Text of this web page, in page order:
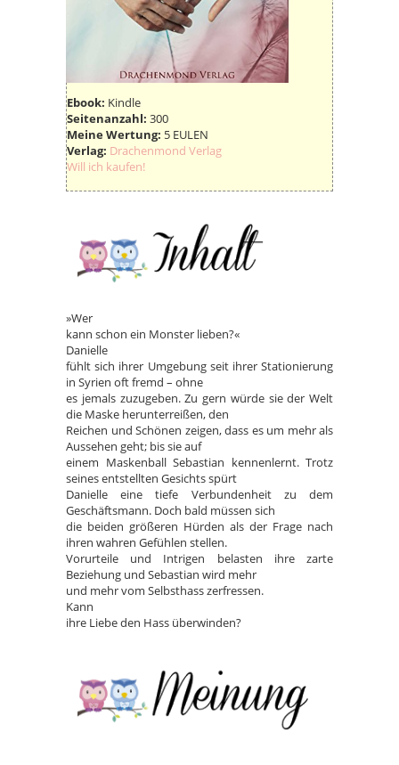
Ebook: Kindle
Seitenanzahl: 300
Meine Wertung: 5 EULEN
Verlag: Drachenmond Verlag
Will ich kaufen!
»Wer
kann schon ein Monster lieben?«
Danielle
fühlt sich ihrer Umgebung seit ihrer Stationierung
in Syrien oft fremd – ohne
es jemals zuzugeben. Zu gern würde sie der Welt
die Maske herunterreißen, den
Reichen und Schönen zeigen, dass es um mehr als
Aussehen geht; bis sie auf
einem Maskenball Sebastian kennenlernt. Trotz
seines entstellten Gesichts spürt
Danielle eine tiefe Verbundenheit zu dem
Geschäftsmann. Doch bald müssen sich
die beiden größeren Hürden als der Frage nach
ihren wahren Gefühlen stellen.
Vorurteile und Intrigen belasten ihre zarte
Beziehung und Sebastian wird mehr
und mehr vom Selbsthass zerfressen.
Kann
ihre Liebe den Hass überwinden?